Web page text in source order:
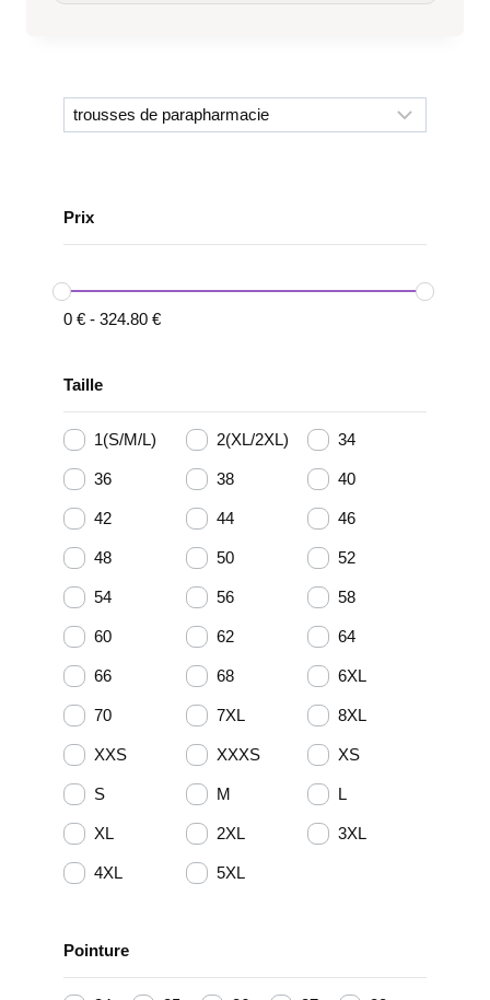
Prix
0 € - 324.80 €
Taille
1(S/M/L) 2(XL/2XL) 34
36 38 40
42 44 46
48 50 52
54 56 58
60 62 64
66 68 6XL
70 7XL 8XL
XXS XXXS XS
S M L
XL 2XL 3XL
4XL 5XL
Pointure